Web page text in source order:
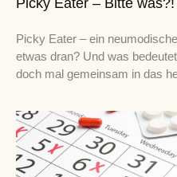
Picky Eater – Bitte was?!
Picky Eater – ein
etwas dran? Und was
doch mal gemeinsam in das